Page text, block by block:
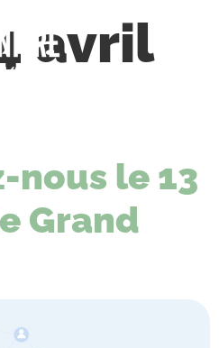
avril
nous le 13
Grand